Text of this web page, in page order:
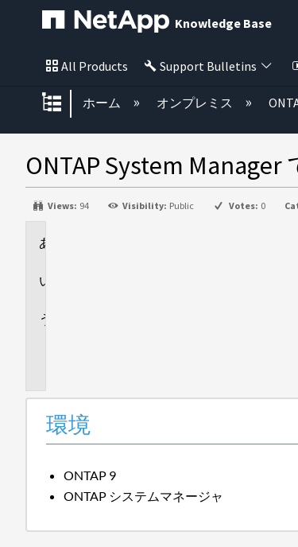
Knowledge Base
All Products Support Bulletins
グローバル階層を展開/折
ホーム オンプレミス
ONTAP System
Views: 94 Visibility: Public Votes: 0
環境
ONTAP 9
ONTAP システムマネージャ